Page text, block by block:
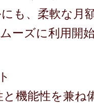
も、柔軟な月
ーズに利用開
機能性を兼ね